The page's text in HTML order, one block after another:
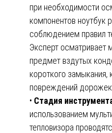
при необходимости
компонентов ноутбук
соблюдением правил
Эксперт осматривает
предмет вздутых
короткого замыкания,
повреждений
• Стадия
использованием
тепловизора